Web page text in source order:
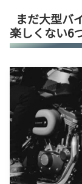
まだ大型バ
楽しくない6